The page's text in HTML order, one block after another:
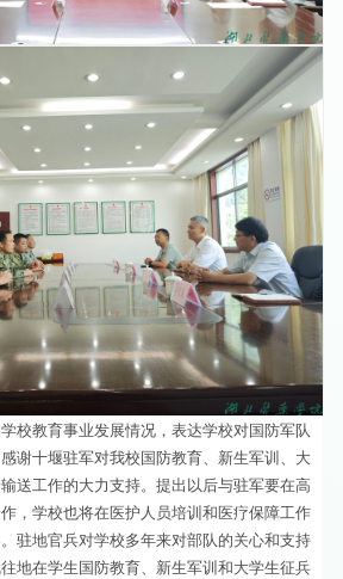
校教育事业发展情况，表达学校对国防军队
谢十堰驻军对我校国防教育、新生军训、大
送工作的大力支持。提出以后与驻军要在高
，学校也将在医护人员培训和医疗保障工作
驻地官兵对学校多年来对部队的关心和支持
地在学生国防教育、新生军训和大学生征兵